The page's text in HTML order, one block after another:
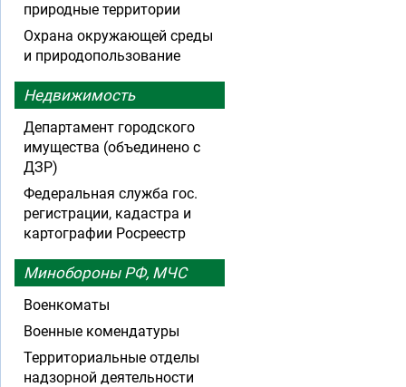
природные территории
Охрана окружающей среды
и природопользование
Недвижимость
Департамент городского
имущества (объединено с
ДЗР)
Федеральная служба гос.
регистрации, кадастра и
картографии Росреестр
Минобороны РФ, МЧС
Военкоматы
Военные комендатуры
Территориальные отделы
надзорной деятельности